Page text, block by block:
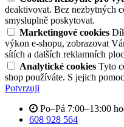
deaktivovat. Bez nezbytných
smysluplně poskytovat.
Marketingové cookies
výkon e-shopu, zobrazovat
sítích a dalších reklamních
Analytické cookies Tyto
shop používáte. S jejich
Potvrzuji
Po–Pá 7:00–13:00
608 928 564